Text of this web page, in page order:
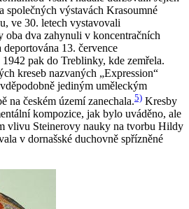
společných výstavách Krasoumné
ve 30. letech vystavovali
dva zahynuli v koncentračních
13. července
pak do Treblinky, kde zemřela.
kreseb nazvaných „Expression“
jediným uměleckým
na českém území zanechala.5) Kresby
kompozice, jak bylo uváděno, ale
vlivu Steinerovy nauky na tvorbu Hildy
v dornašské duchovně spřízněné